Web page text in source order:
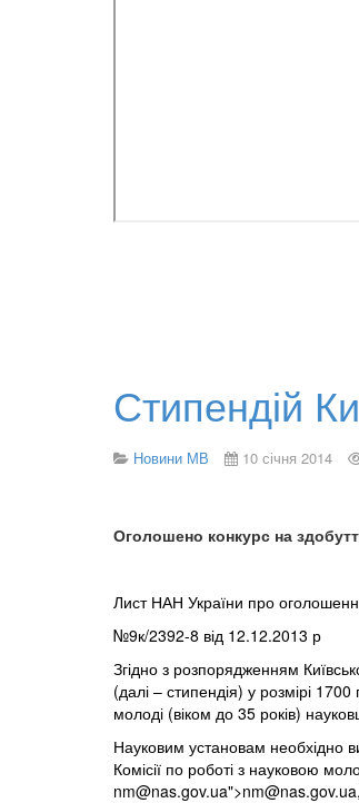
Стипендій
Новини МВ 10 січня 2014
Оголошено конкурс на
Лист НАН України про
№9к/2392-8 від 12.12.2013 р
Згідно з розпорядженням
(далі – стипендія) у розмірі
молоді (віком до 35 років)
Науковим установам необхідно
Комісії по роботі з науковою
nm@nas.gov.ua">nm@nas.gov.ua,